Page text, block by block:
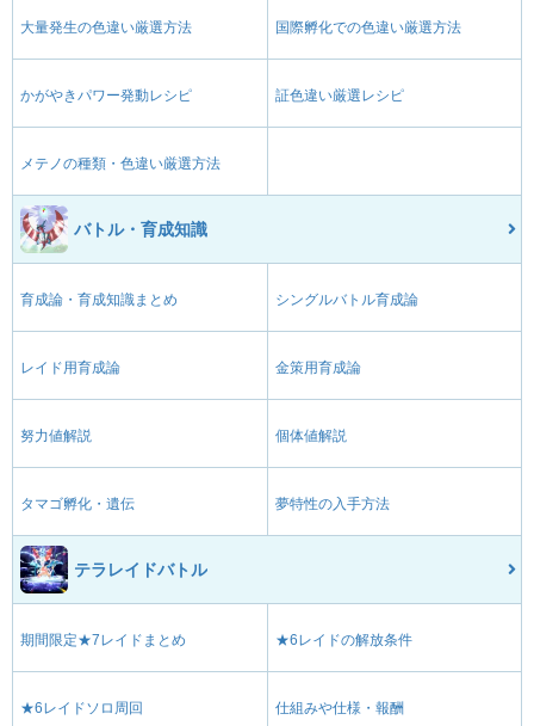
大量発生の色違い厳選方法 国際孵化での色違い厳選方法
かがやきパワー発動レシピ 証色違い厳選レシピ
メテノの種類・色違い厳選方法
バトル・育成知識
育成論・育成知識まとめ シングルバトル育成論
レイド用育成論 金策用育成論
努力値解説 個体値解説
タマゴ孵化・遺伝 夢特性の入手方法
テラレイドバトル
期間限定★7レイドまとめ ★6レイドの解放条件
★6レイドソロ周回 仕組みや仕様・報酬